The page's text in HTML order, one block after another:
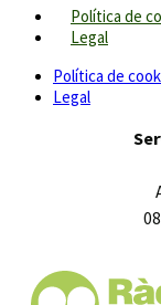
Política de
Legal
Política de
Legal